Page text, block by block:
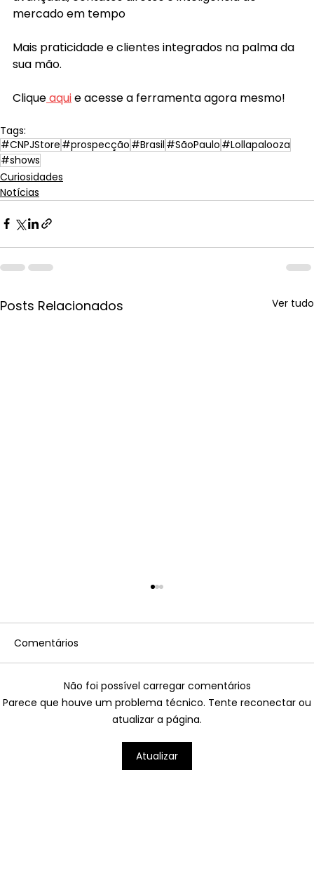
mercado em tempo
Mais praticidade e clientes integrados na palma da
sua mão.
Clique aquie acesse a ferramenta agora mesmo!
Tags:
#CNPJStore #prospecção #Brasil #SãoPaulo #Lollapalooza
#shows
Curiosidades
Notícias
Posts Relacionados Ver tudo
Disney: saiba onde ficam os 7
parques temáticos pelo mundo que
Comentários
Não foi possível carregar comentários
Parece que houve um problema técnico. Tente reconectar ou
atualizar a página.
Atualizar